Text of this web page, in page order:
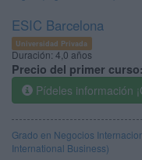
ESIC Barcelona
Universidad Privada
Duración:4,0 años
Precio del primer curso:
Pídeles información
Grado en Negocios
International Business)